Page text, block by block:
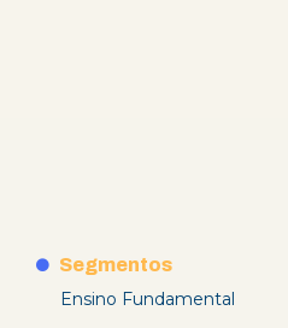
Segmentos
Ensino Fundamental